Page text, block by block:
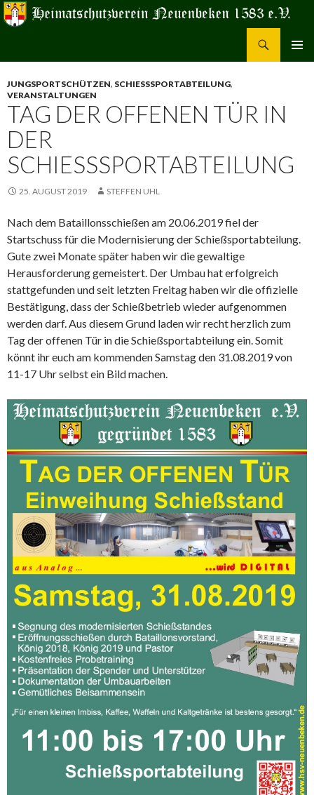
SPRINGEN
JUNGSPORTSCHÜTZEN, SCHIESSSPORTABTEILUNG
,
VERANSTALTUNGEN
TAG DER OFFENEN TÜR IN
DER
SCHIESSSPORTABTEILUNG
25. AUGUST 2019 STEFFEN UHL
Nach dem Bataillonsschießen am 20.06.2019 fiel der
Startschuss für die Modernisierung der Schießsportabteilung.
Gute zwei Monate später haben wir die gewaltige
Herausforderung gemeistert. Der Umbau hat erfolgreich
stattgefunden und seit letzten Freitag haben wir die offizielle
Bestätigung, dass der Schießbetrieb wieder aufgenommen
werden darf. Aus diesem Grund laden wir recht herzlich zum
Tag der offenen Tür in die Schießsportabteilung ein. Somit
könnt ihr euch am kommenden Samstag den 31.08.2019 von
11-17 Uhr selbst ein Bild machen.